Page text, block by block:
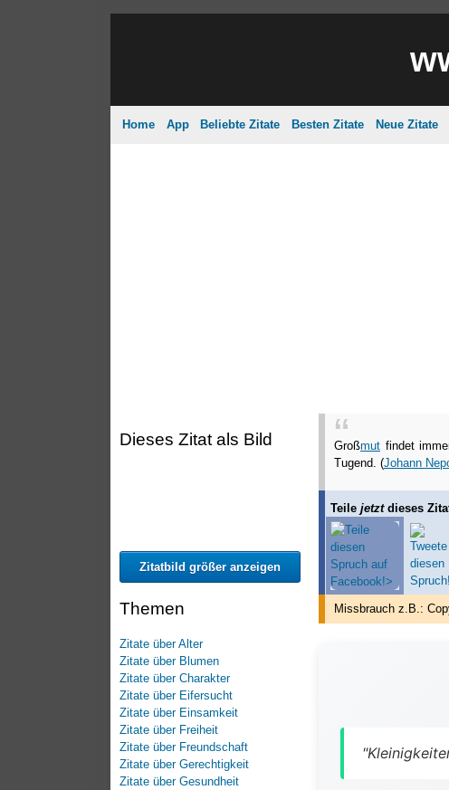
Home App Beliebte Zitate Besten Zitate Neue Zitate
Dieses Zitat als Bild
Zitatbild größer anzeigen
Themen
Zitate über Alter
Zitate über Blumen
Zitate über Charakter
Zitate über Eifersucht
Zitate über Einsamkeit
Zitate über Freiheit
Zitate über Freundschaft
Zitate über Gerechtigkeit
Zitate über Gesundheit
Großmut findet
Tugend. (Johann
Teilejetztdieses
Missbrauch z.B.: